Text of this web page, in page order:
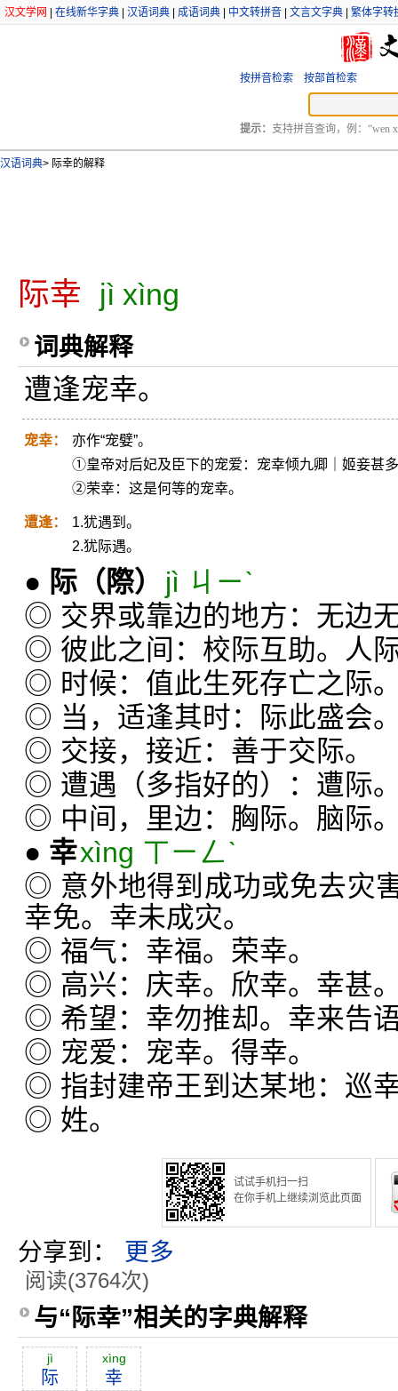
汉文学网 在线新华字典 汉语词典 成语词典 中文转拼音 文言文字典 繁体字转
按拼音检索 按部首检索
提示： 支持拼音查询，例：“wen
汉语词典> 际幸的解释
际幸 jì xìng
词典解释
遭逢宠幸。
宠幸：
亦作“宠嬖”。
①皇帝对后妃及臣下的宠爱：宠幸倾九卿｜姬妾甚
②荣幸：这是何等的宠幸。
遭逢：
1.犹遇到。
2.犹际遇。
● 际 （際）
jì ㄐㄧˋ
◎ 交界或靠边的地方：无边
◎ 彼此之间：校际互助。人
◎ 时候：值此生死存亡之际
◎ 当，适逢其时：际此盛会
◎ 交接，接近：善于交际。
◎ 遭遇（多指好的）：遭际
◎ 中间，里边：胸际。脑际
● 幸xìng ㄒㄧㄥˋ
◎ 意外地得到成功或免去灾
幸免。幸未成灾。
◎ 福气：幸福。荣幸。
◎ 高兴：庆幸。欣幸。幸甚
◎ 希望：幸勿推却。幸来告
◎ 宠爱：宠幸。得幸。
◎ 指封建帝王到达某地：巡
◎ 姓。
试试手机扫一扫
在你手机上继续浏览此页面
分享到： 更多
阅读(3764次)
与“际幸”相关的字典解释
jì
际
xìng
幸